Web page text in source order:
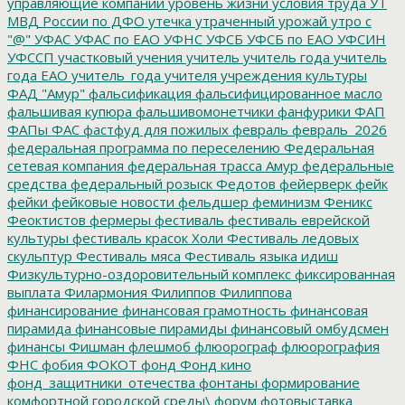
МВД России по ДФО утечка утраченный урожай утро с
"@" УФАС УФАС по ЕАО УФНС УФСБ УФСБ по ЕАО УФСИН
УФССП участковый учения учитель учитель года учитель
года ЕАО учитель_года учителя учреждения культуры
ФАД "Амур" фальсификация фальсифицированное масло
фальшивая купюра фальшивомонетчики фанфурики ФАП
ФАПы ФАС фастфуд для пожилых февраль февраль_2026
федеральная программа по переселению Федеральная
сетевая компания федеральная трасса Амур федеральные
средства федеральный розыск Федотов фейерверк фейк
фейки фейковые новости фельдшер феминизм Феникс
Феоктистов фермеры фестиваль фестиваль еврейской
культуры фестиваль красок Холи Фестиваль ледовых
скульптур Фестиваль мяса Фестиваль языка идиш
Физкультурно-оздоровительный комплекс фиксированная
выплата Филармония Филиппов Филиппова
финансирование финансовая грамотность финансовая
пирамида финансовые пирамиды финансовый омбудсмен
финансы Фишман флешмоб флюорограф флюорография
ФНС фобия ФОКОТ фонд Фонд кино
фонд_защитники_отечества фонтаны формирование
комфортной городской среды\ форум фотовыставка